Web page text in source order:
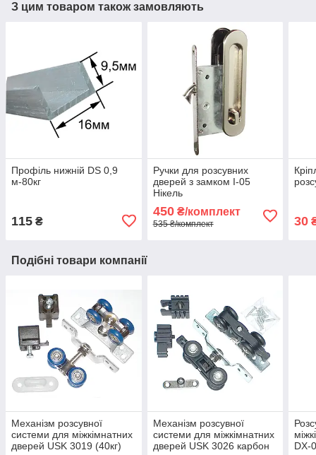
З цим товаром також замовляють
Профіль нижній DS 0,9
м-80кг
115 ₴
Ручки для розсувних
дверей з замком I-05
Нікель
450₴/комплект
535 ₴/комплект 30
Подібні товари компанії
Механізм розсувної
системи для міжкімнатних
дверей USK 3019 (40кг)
Механізм розсувної
системи для міжкімнатних
дверей USK 3026 карбон
DX-